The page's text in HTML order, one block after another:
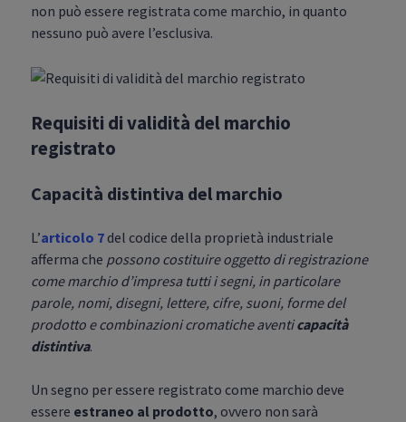
non può essere registrata come marchio, in quanto
nessuno può avere l’esclusiva.
Requisiti di validità del marchio
registrato
Capacità distintiva del marchio
L’articolo 7del codice della proprietà industriale
afferma che possono costituire oggetto di registrazione
come marchio d’impresa tutti i segni, in particolare
parole, nomi, disegni, lettere, cifre, suoni, forme del
prodotto e combinazioni cromatiche aventicapacità
distintiva.
Un segno per essere registrato come marchio deve
essere estraneo al prodotto, ovvero non sarà